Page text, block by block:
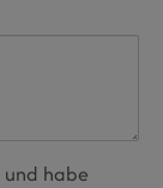
und habe